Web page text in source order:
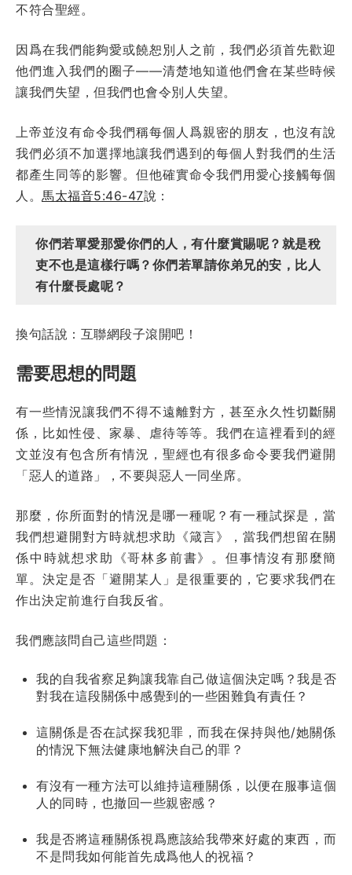
不符合聖經。
因爲在我們能夠愛或饒恕別人之前，我們必須首先歡迎
他們進入我們的圈子——清楚地知道他們會在某些時候
讓我們失望，但我們也會令別人失望。
上帝並沒有命令我們稱每個人爲親密的朋友，也沒有說
我們必須不加選擇地讓我們遇到的每個人對我們的生活
都產生同等的影響。但他確實命令我們用愛心接觸每個
人。 馬太福音5:46-47說：
你們若單愛那愛你們的人，有什麼賞賜呢？就是稅
吏不也是這樣行嗎？你們若單請你弟兄的安，比人
有什麼長處呢？
換句話說：互聯網段子滾開吧！
需要思想的問題
有一些情況讓我們不得不遠離對方，甚至永久性切斷關
係，比如性侵、家暴、虐待等等。我們在這裡看到的經
文並沒有包含所有情況，聖經也有很多命令要我們避開
「惡人的道路」，不要與惡人一同坐席。
那麼，你所面對的情況是哪一種呢？有一種試探是，當
我們想避開對方時就想求助《箴言》，當我們想留在關
係中時就想求助《哥林多前書》。但事情沒有那麼簡
單。決定是否「避開某人」是很重要的，它要求我們在
作出決定前進行自我反省。
我們應該問自己這些問題：
我的自我省察足夠讓我靠自己做這個決定嗎？我是否
對我在這段關係中感覺到的一些困難負有責任？
這關係是否在試探我犯罪，而我在保持與他/她關係
的情況下無法健康地解決自己的罪？
有沒有一種方法可以維持這種關係，以便在服事這個
人的同時，也撤回一些親密感？
我是否將這種關係視爲應該給我帶來好處的東西，而
不是問我如何能首先成爲他人的祝福？